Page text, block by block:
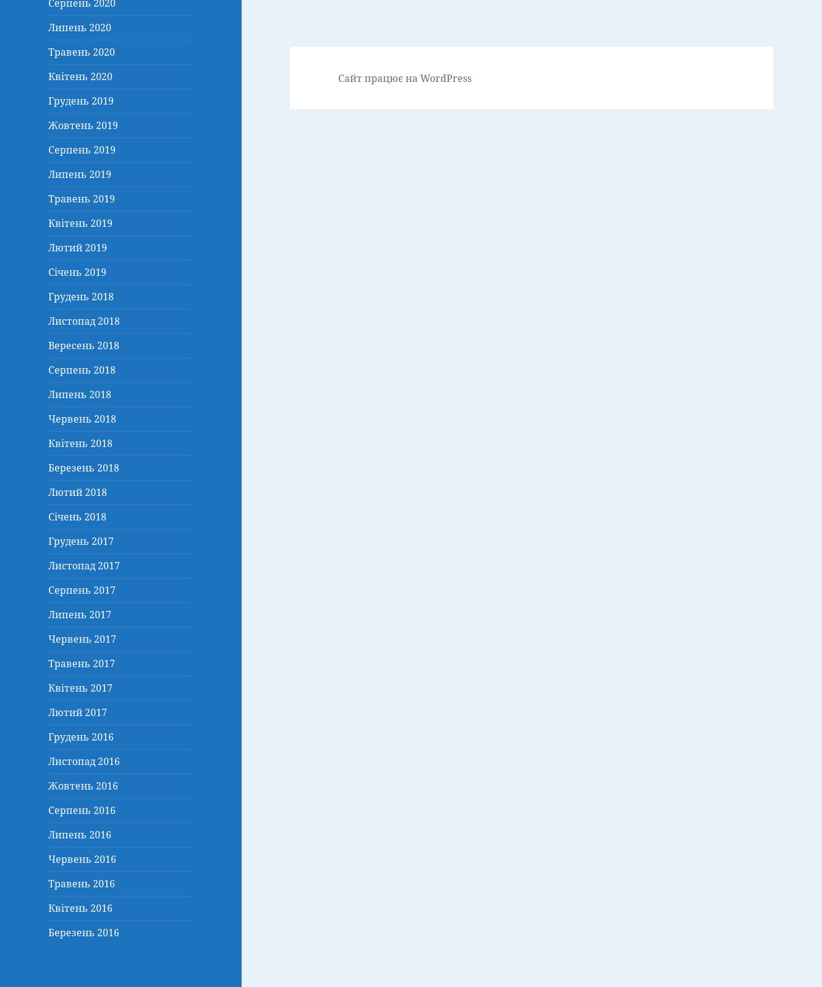
Серпень 2020
Липень 2020
Травень 2020
Квітень 2020
Грудень 2019
Жовтень 2019
Серпень 2019
Липень 2019
Травень 2019
Квітень 2019
Лютий 2019
Січень 2019
Грудень 2018
Листопад 2018
Вересень 2018
Серпень 2018
Липень 2018
Червень 2018
Квітень 2018
Березень 2018
Лютий 2018
Січень 2018
Грудень 2017
Листопад 2017
Серпень 2017
Липень 2017
Червень 2017
Травень 2017
Квітень 2017
Лютий 2017
Грудень 2016
Листопад 2016
Жовтень 2016
Серпень 2016
Липень 2016
Червень 2016
Травень 2016
Квітень 2016
Березень 2016
Сайт працює на WordPress